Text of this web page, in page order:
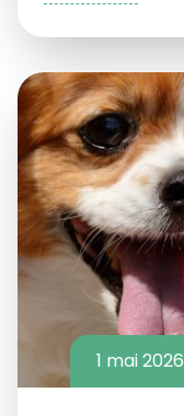
1 mai 2026